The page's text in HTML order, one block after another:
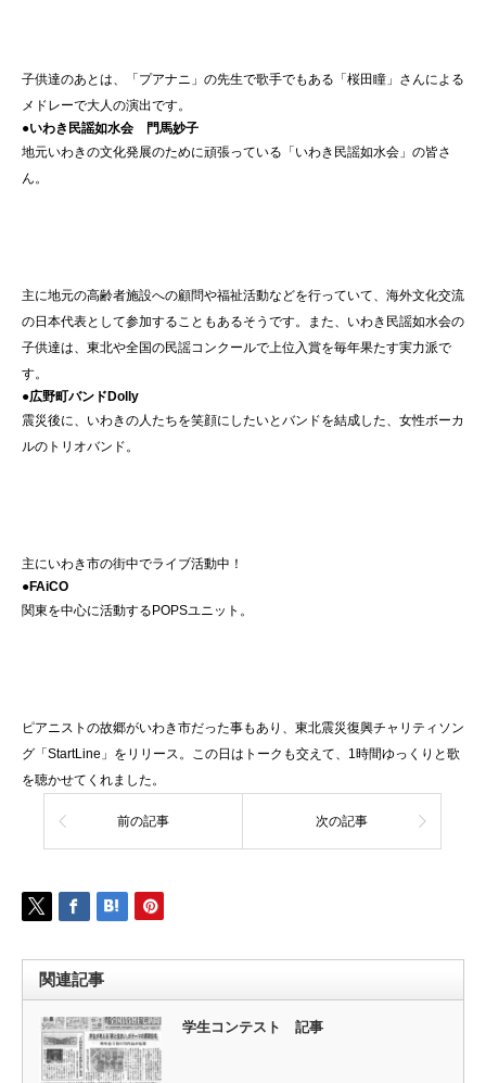
子供達のあとは、「プアナニ」の先生で歌手でもある「桜田瞳」さんによる
メドレーで大人の演出です。
●いわき民謡如水会 門馬妙子
地元いわきの文化発展のために頑張っている「いわき民謡如水会」の皆さ
ん。
主に地元の高齢者施設への顧問や福祉活動などを行っていて、海外文化交流
の日本代表として参加することもあるそうです。また、いわき民謡如水会の
子供達は、東北や全国の民謡コンクールで上位入賞を毎年果たす実力派で
す。
●広野町バンドDolly
震災後に、いわきの人たちを笑顔にしたいとバンドを結成した、女性ボーカ
ルのトリオバンド。
主にいわき市の街中でライブ活動中！
●FAiCO
関東を中心に活動するPOPSユニット。
ピアニストの故郷がいわき市だった事もあり、東北震災復興チャリティソン
グ「StartLine」をリリース。この日はトークも交えて、1時間ゆっくりと歌
を聴かせてくれました。
前の記事 次の記事
関連記事
学生コンテスト 記事